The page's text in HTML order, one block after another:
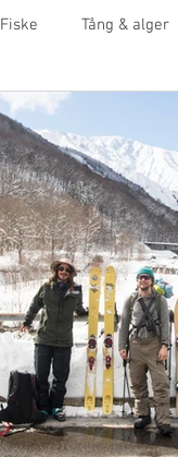
Fiske Tång & alger